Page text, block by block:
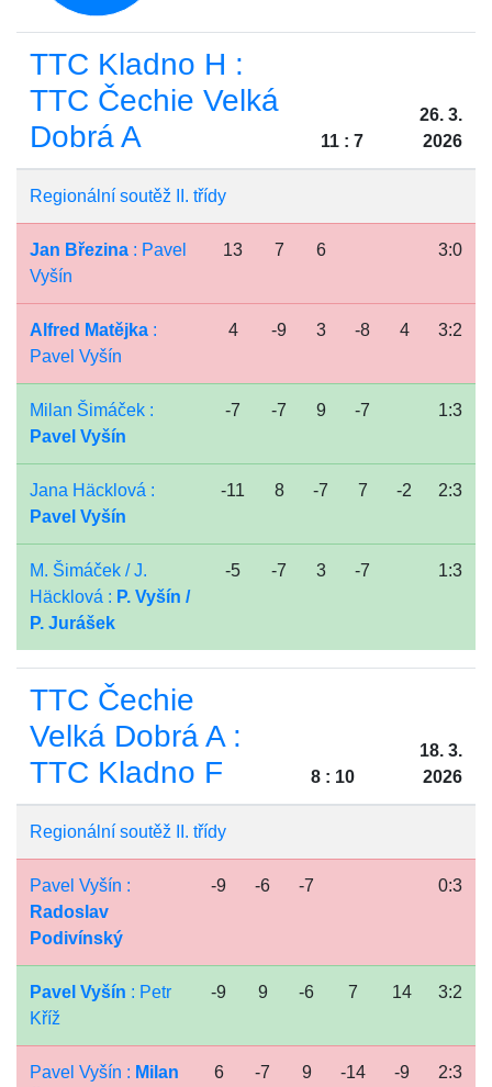
TTC Kladno H :
TTC Čechie Velká
Dobrá A
11 : 7
26. 3.
2026
Regionální soutěž II. třídy
Jan Březina : Pavel
Vyšín
13 7 6 3:0
Alfred Matějka :
Pavel Vyšín
4 -9 3 -8 4 3:2
Milan Šimáček :
Pavel Vyšín
-7 -7 9 -7 1:3
Jana Häcklová :
Pavel Vyšín
-11 8 -7 7 -2 2:3
M. Šimáček / J.
Häcklová : P. Vyšín /
P. Jurášek
-5 -7 3 -7 1:3
TTC Čechie
Velká Dobrá A :
TTC Kladno F
8 : 10
18. 3.
2026
Regionální soutěž II. třídy
Pavel Vyšín :
Radoslav
Podivínský
-9 -6 -7 0:3
Pavel Vyšín : Petr
Kříž
-9 9 -6 7 14 3:2
Pavel Vyšín : Milan
6 -7 9 -14 -9 2:3